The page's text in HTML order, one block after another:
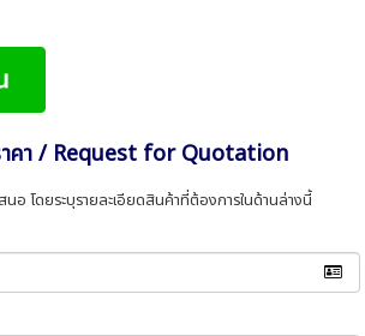
าคา / Request for Quotation
นอ โดยระบุรายละเอียดสินค้าที่ต้องการในด้านล่างนี้